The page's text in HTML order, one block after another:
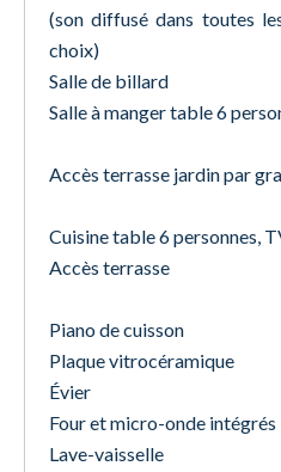
(son diffusé dans toutes
choix)
Salle de billard
Salle à manger table 6
Accès terrasse jardin par
Cuisine table 6 personnes,
Accès terrasse
Piano de cuisson
Plaque vitrocéramique
Évier
Four et micro-onde intégrés
Lave-vaisselle